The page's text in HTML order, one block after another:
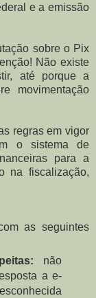
e a emissão
sobre o Pix
Não existe
até porque a
movimentação
regras em vigor
o sistema de
para a
na fiscalização,
as seguintes
não
a e-